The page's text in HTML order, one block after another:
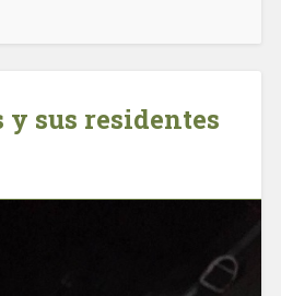
y sus residentes